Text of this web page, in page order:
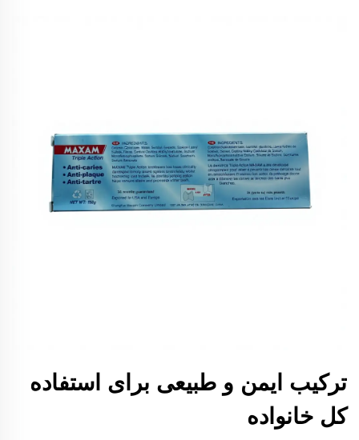
ترکیب ایمن و طبیعی برای استفاده
کل خانواده